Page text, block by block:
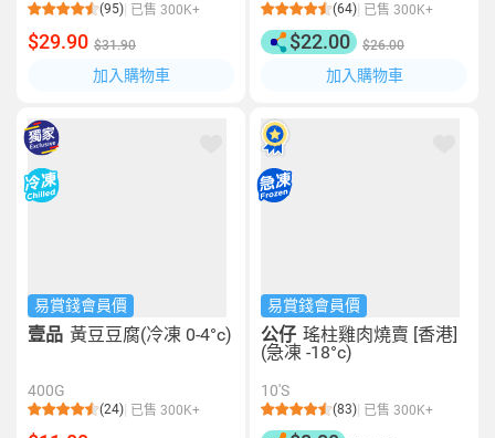
(95) 已售 300K+
$29.90 $31.90
加入購物車
(64) 已售 300K+
$22.00 $26.00
加入購物車
易賞錢會員價
壹品 黃豆豆腐(冷凍 0-4°c)
400G
(24) 已售 300K+
易賞錢會員價
公仔 瑤柱雞肉燒賣 [香港]
(急凍 -18°c)
10'S
(83) 已售 300K+